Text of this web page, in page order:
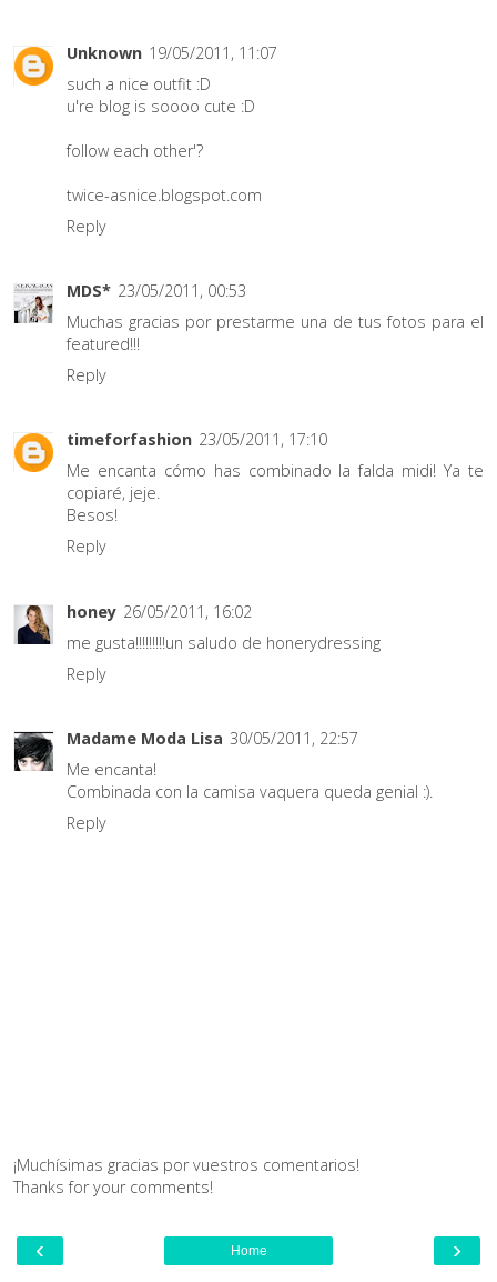
Unknown 19/05/2011, 11:07
such a nice outfit :D
u're blog is soooo cute :D
follow each other'?
twice-asnice.blogspot.com
Reply
MDS* 23/05/2011, 00:53
Muchas gracias por prestarme una de tus fotos para el
featured!!!
Reply
timeforfashion 23/05/2011, 17:10
Me encanta cómo has combinado la falda midi! Ya te
copiaré, jeje.
Besos!
Reply
honey 26/05/2011, 16:02
me gusta!!!!!!!!!un saludo de honerydressing
Reply
Madame Moda Lisa 30/05/2011, 22:57
Me encanta!
Combinada con la camisa vaquera queda genial :).
Reply
¡Muchísimas gracias por vuestros comentarios!
Thanks for your comments!
‹ ›
Home